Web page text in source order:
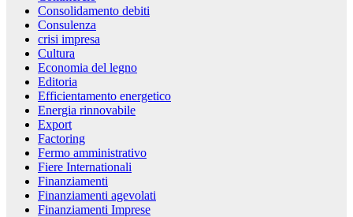
Consolidamento debiti
Consulenza
crisi impresa
Cultura
Economia del legno
Editoria
Efficientamento energetico
Energia rinnovabile
Export
Factoring
Fermo amministrativo
Fiere Internationali
Finanziamenti
Finanziamenti agevolati
Finanziamenti Imprese